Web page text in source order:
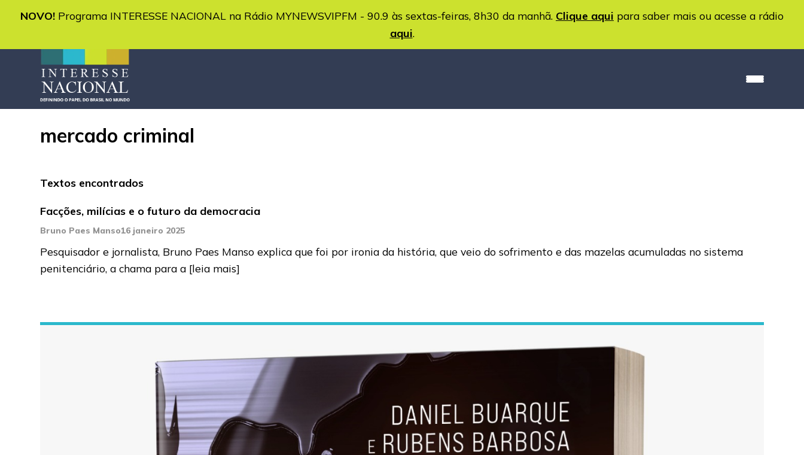
NOVO! Programa INTERESSE NACIONAL na Rádio MYNEWSVIPFM - 90.9 às sextas-feiras, 8h30 da manhã. Clique aqui para saber mais ou acesse a rádio
aqui.
mercado criminal
Textos encontrados
Facções, milícias e o futuro da democracia
Bruno Paes Manso16 janeiro 2025
Pesquisador e jornalista, Bruno Paes Manso explica que foi por ironia da história, que veio do sofrimento e das mazelas acumuladas no sistema
penitenciário, a chama para a [leia mais]